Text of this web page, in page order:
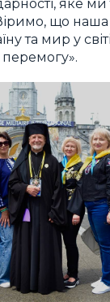
яке ми
що наша
та мир у